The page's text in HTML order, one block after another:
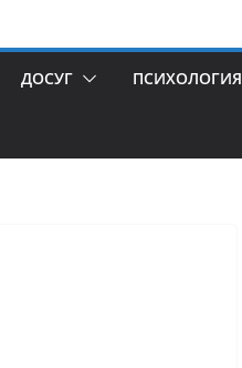
ДОСУГ ПСИХОЛОГИЯ